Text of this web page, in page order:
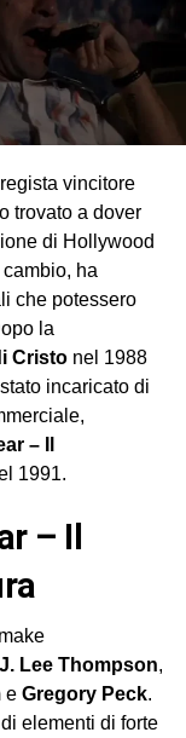
vincitore
trovato a dover
di Hollywood
ha
che potessero
la
Cristonel 1988
incaricato di
– Il
1991.
– Il
J. Lee Thompson,
e Gregory Peck.
elementi di forte